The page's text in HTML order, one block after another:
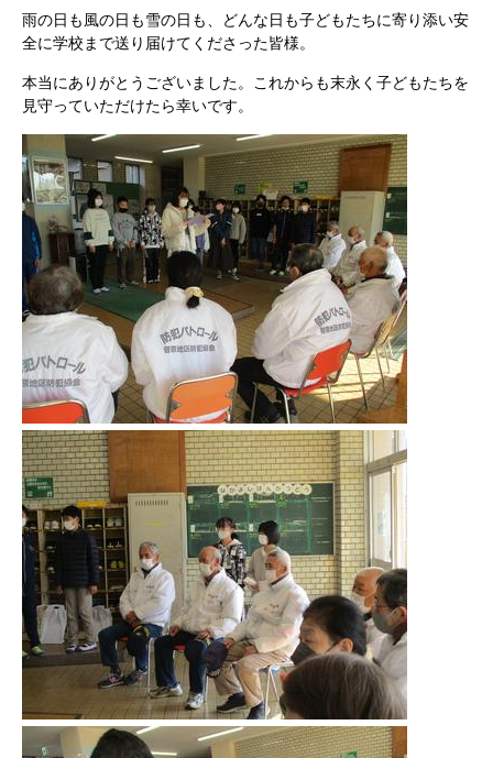
雨の日も風の日も雪の日も、どんな日も子どもたちに寄り添い安
全に学校まで送り届けてくださった皆様。
本当にありがとうございました。これからも末永く子どもたちを
見守っていただけたら幸いです。